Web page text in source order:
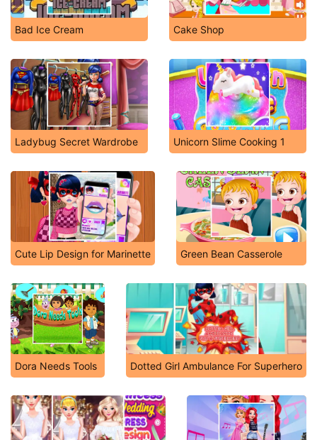
Bad Ice Cream Cake Shop
Ladybug Secret Wardrobe Unicorn Slime Cooking 1
Cute Lip Design for Marinette Green Bean Casserole
Dora Needs Tools Dotted Girl Ambulance For Superhero